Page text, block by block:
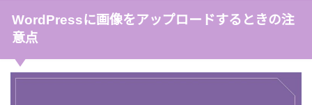
WordPressに画像をアップロードするときの注
意点